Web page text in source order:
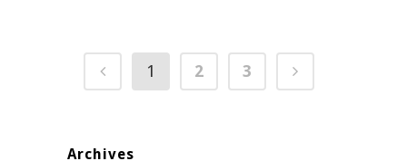
1 2 3
Archives